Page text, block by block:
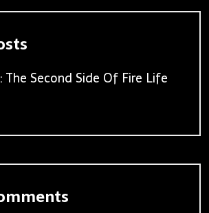
The Second Side Of Fire Life